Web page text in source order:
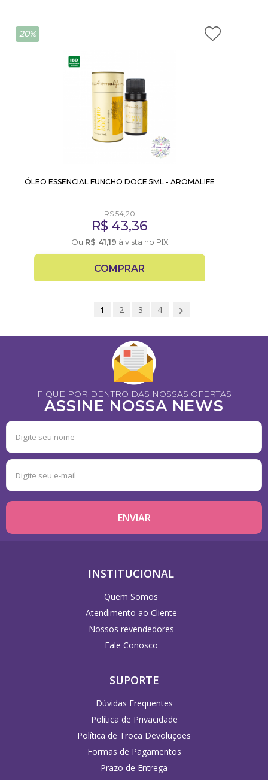
20%
ÓLEO ESSENCIAL FUNCHO DOCE 5ML - AROMALIFE
R$54,20
R$ 43,36
Ou R$ 41,19 à vista no PIX
COMPRAR
1 2 3 4
FIQUE POR DENTRO DAS NOSSAS OFERTAS
ASSINE NOSSA NEWS
INSTITUCIONAL
Quem Somos
Atendimento ao Cliente
Nossos revendedores
Fale Conosco
SUPORTE
Dúvidas Frequentes
Política de Privacidade
Política de Troca Devoluções
Formas de Pagamentos
Prazo de Entrega